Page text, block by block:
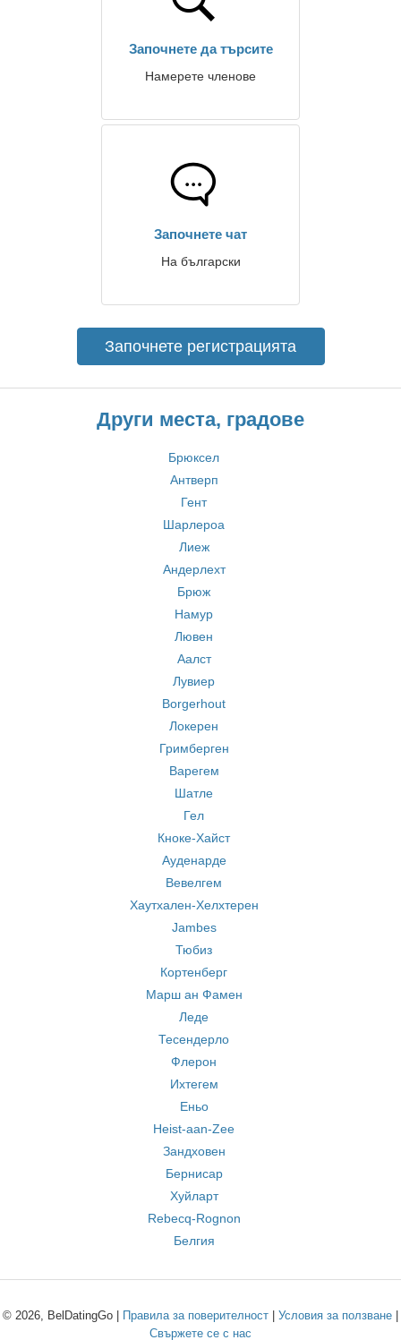
Започнете да търсите
Намерете членове
Започнете чат
На български
Започнете регистрацията
Други места, градове
Брюксел
Антверп
Гент
Шарлероа
Лиеж
Андерлехт
Брюж
Намур
Лювен
Аалст
Лувиер
Borgerhout
Локерен
Гримберген
Варегем
Шатле
Гел
Кноке-Хайст
Ауденарде
Вевелгем
Хаутхален-Хелхтерен
Jambes
Тюбиз
Кортенберг
Марш ан Фамен
Леде
Тесендерло
Флерон
Ихтегем
Еньо
Heist-aan-Zee
Зандховен
Бернисар
Хуйларт
Rebecq-Rognon
Белгия
© 2026, BelDatingGo | Правила за поверителност Условия за ползване
Свържете се с нас